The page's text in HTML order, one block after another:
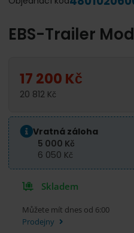
EBS-Trailer
17 200 Kč
20 812 Kč
Vratná záloha
5 000 Kč
6 050 Kč
Skladem
Můžete mít dnes od 6:00
Prodejny